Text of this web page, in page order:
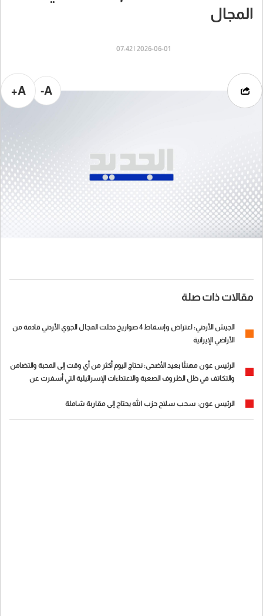
المجال
2026-06-01 | 07:42
A-
A+
مقالات ذات صلة
الجيش الأردني: اعتراض وإسقاط 4 صواريخ دخلت المجال الجوي الأردني قادمة من
الأراضي الإيرانية
الرئيس عون مهنئًا بعيد الأضحى: نحتاج اليوم أكثر من أي وقت إلى المحبة والتضامن
والتكاتف في ظل الظروف الصعبة والاعتداءات الإسرائيلية التي أسفرت عن
الرئيس عون: سحب سلاح حزب الله يحتاج إلى مقاربة شاملة